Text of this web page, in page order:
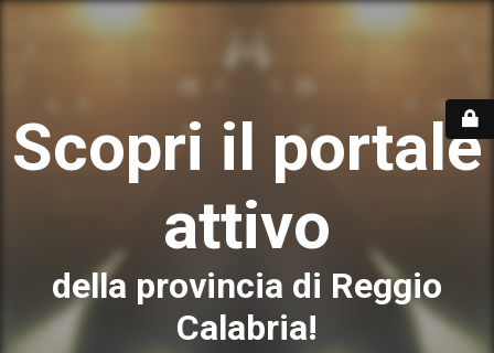
Scopri il portale
attivo
della provincia di Reggio
Calabria!